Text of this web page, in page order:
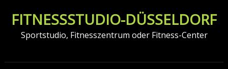
Inhalt
springenFITNESSSTUDIO-DÜSSELDORF
Sportstudio, Fitnesszentrum oder Fitness-Center